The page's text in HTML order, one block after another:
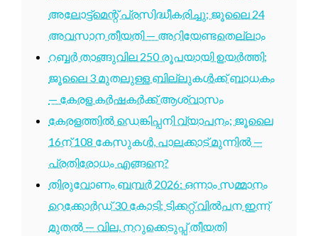
അലോട്ട്മെന്റ് പ്രസിദ്ധീകരിച്ചു; ജൂലൈ 24
അവസാന തീയതി — അറിയേണ്ടതെല്ലാം
റബ്ബർ താങ്ങുവില 250 രൂപയായി ഉയർത്തി;
ജൂലൈ 3 മുതലുള്ള ബില്ലുകൾക്ക് ബാധകം
— കേരള കർഷകർക്ക് ആശ്വാസം
കേരളത്തിൽ ഡെങ്കിപ്പനി വ്യാപനം; ജൂലൈ
16ന് 108 കേസുകൾ, പാലക്കാട് മുന്നിൽ —
പ്രതിരോധം എങ്ങനെ?
തിരുവോണം ബമ്പർ 2026: ഒന്നാം സമ്മാനം
റെക്കോർഡ് 30 കോടി; ടിക്കറ്റ് വിൽപന ഇന്ന്
മുതൽ — വില, നറുക്കെടുപ്പ് തീയതി